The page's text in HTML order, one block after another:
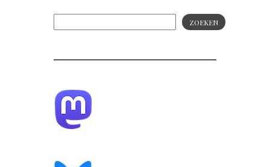
ZOEKEN